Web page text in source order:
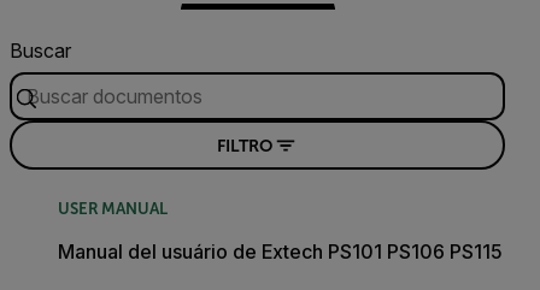
Buscar
FILTRO
USER MANUAL
Manual del usuário de Extech PS101 PS106 PS115